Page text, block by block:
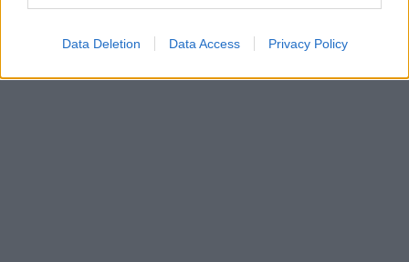
Data Deletion Data Access Privacy Policy